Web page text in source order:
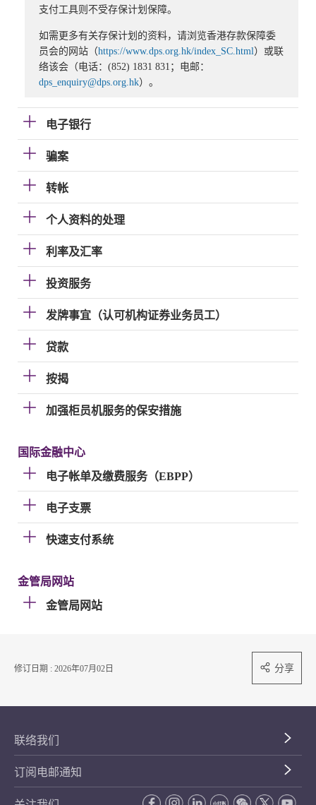
支付工具则不受存保计划保障。
如需更多有关存保计划的资料，请浏览香港存款保障委
员会的网站（https://www.dps.org.hk/index_SC.html）或联
络该会（电话：(852) 1831 831；电邮：
dps_enquiry@dps.org.hk）。
电子银行
骗案
转帐
个人资料的处理
利率及汇率
投资服务
发牌事宜（认可机构证券业务员工）
贷款
按揭
加强柜员机服务的保安措施
国际金融中心
电子帐单及缴费服务（EBPP）
电子支票
快速支付系统
金管局网站
金管局网站
修订日期 : 2026年07月02日 分享
联络我们
订阅电邮通知